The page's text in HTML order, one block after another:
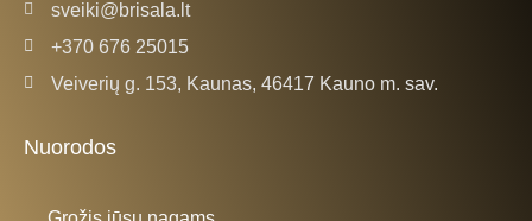
sveiki@brisala.lt
+370 676 25015
Veiverių g. 153, Kaunas, 46417 Kauno m. sav.
Nuorodos